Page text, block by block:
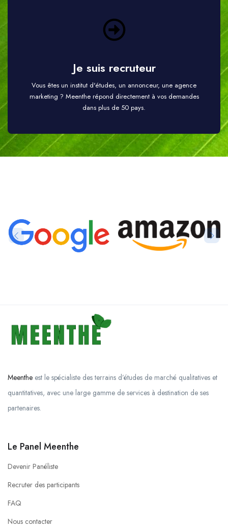
Je suis recruteur
Vous êtes un institut d'études, un annonceur, une agence
marketing ? Meenthe répond directement à vos demandes
dans plus de 50 pays.
Meenthe est le spécialiste des terrains d’études de marché qualitatives et
quantitatives, avec une large gamme de services à destination de ses
partenaires.
Le Panel Meenthe
Devenir Panéliste
Recruter des participants
FAQ
Nous contacter